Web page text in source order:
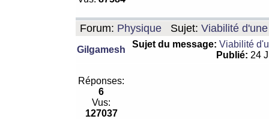
Forum: Physique Sujet: Viabilité
Gilgamesh
Sujet du message: Viabilité
Publié: 24
Réponses:
6
Vus:
127037